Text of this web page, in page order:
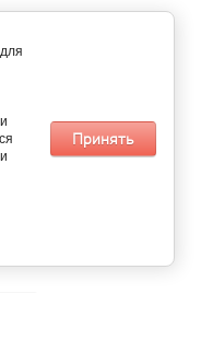
предложение
и
и
Принять